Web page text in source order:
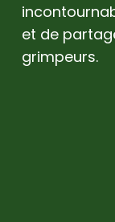
et de
grimpeurs.